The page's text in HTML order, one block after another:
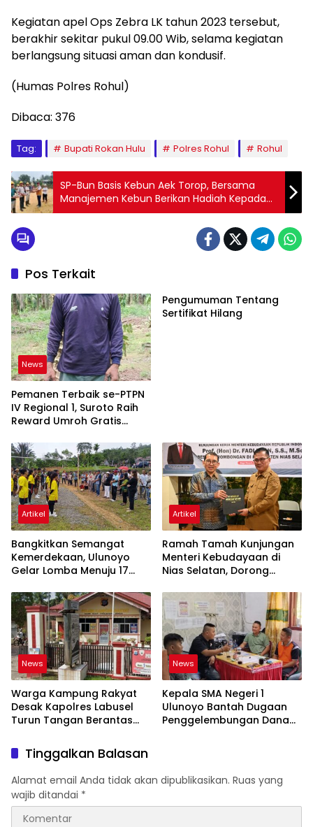
Kegiatan apel Ops Zebra LK tahun 2023 tersebut,
berakhir sekitar pukul 09.00 Wib, selama kegiatan
berlangsung situasi aman dan kondusif.
(Humas Polres Rohul)
Dibaca: 376
Tag: Bupati Rokan Hulu Polres Rohul Rohul
SP-Bun Basis Kebun Aek Torop, Bersama
Manajemen Kebun Berikan Hadiah Kepada
Pemanen Berprestasi
Pos Terkait
News
Pemanen Terbaik se-PTPN
IV Regional 1, Suroto Raih
Reward Umroh Gratis
Pengumuman Tentang
Sertifikat Hilang
Artikel
Bangkitkan Semangat
Kemerdekaan, Ulunoyo
Gelar Lomba Menuju 17
Artikel
Ramah Tamah Kunjungan
Menteri Kebudayaan di
Nias Selatan, Dorong
Target UNESCO
News
Warga Kampung Rakyat
Desak Kapolres Labusel
Turun Tangan Berantas
di Perlabian
News
Kepala SMA Negeri 1
Ulunoyo Bantah Dugaan
Penggelembungan Dana
Tinggalkan Balasan
Alamat email Anda tidak akan dipublikasikan. Ruas yang
wajib ditandai *